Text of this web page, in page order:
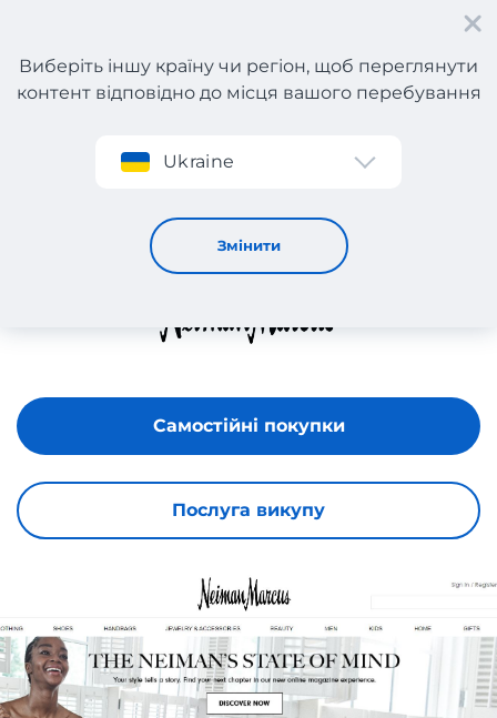
Реєстрація
Виберіть іншу країну чи регіон, щоб переглянути
контент відповідно до місця вашого перебування
Ukraine
Змінити
NEIMAN MARCUS
Послуга викупу
Самостійні покупки